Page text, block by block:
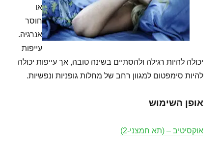
או
חוסר
אנרגיה.
עייפות
יכולה להיות רגילה ולהסתיים בשינה טובה, אך עייפות יכולה
להיות סימפטום למגוון רחב של מחלות גופניות ונפשיות.
אופן השימוש
אוקסיטיב – (תא חמצני-2)